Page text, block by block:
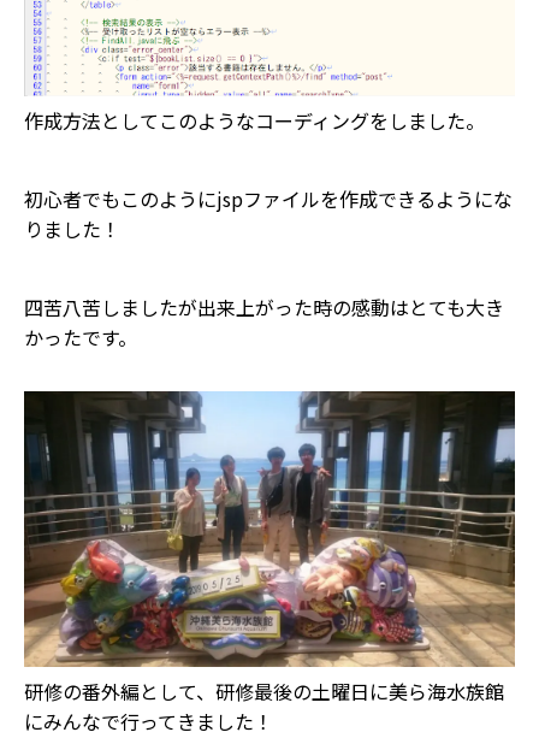
作成方法としてこのようなコーディングをしました。
初心者でもこのようにjspファイルを作成できるようにな
りました！
四苦八苦しましたが出来上がった時の感動はとても大き
かったです。
研修の番外編として、研修最後の土曜日に美ら海水族館
にみんなで行ってきました！